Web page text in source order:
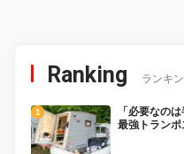
Ranking ランキ
「必要なの
最強トランポ